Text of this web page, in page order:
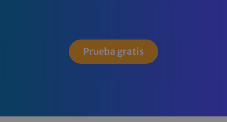
Prueba gratis